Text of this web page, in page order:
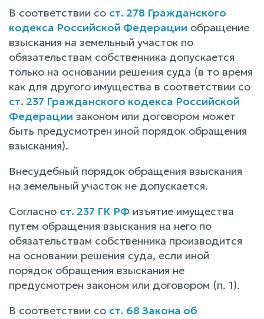
В соответствии со ст. 278 Гражданского
кодекса Российской Федерации обращение
взыскания на земельный участок по
обязательствам собственника допускается
только на основании решения суда (в то время
как для другого имущества в соответствии со
ст. 237 Гражданского кодекса Российской
Федерации законом или договором может
быть предусмотрен иной порядок обращения
взыскания).
Внесудебный порядок обращения взыскания
на земельный участок не допускается.
Согласно ст. 237 ГК РФ изъятие имущества
путем обращения взыскания на него по
обязательствам собственника производится
на основании решения суда, если иной
порядок обращения взыскания не
предусмотрен законом или договором (п. 1).
В соответствии со ст. 68 Закона об